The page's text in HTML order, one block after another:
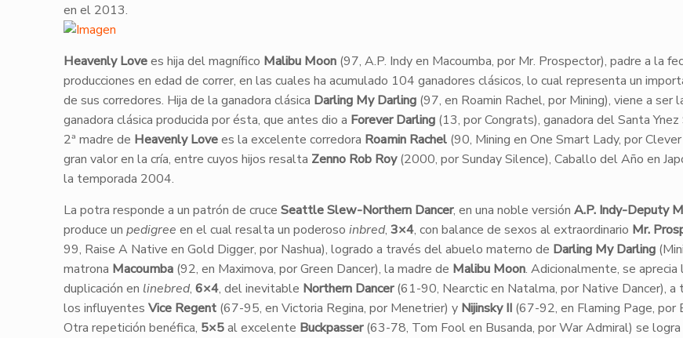
en el 2013.
Heavenly Lovees hija del magnífico Malibu Moon(97, A.P. Indy en Macoumba, por Mr. Prospector), padre a la
producciones en edad de correr, en las cuales ha acumulado 104 ganadores clásicos, lo cual representa un
de sus corredores. Hija de la ganadora clásica Darling My Darling(97, en Roamin Rachel, por Mining), viene a ser
ganadora clásica producida por ésta, que antes dio a Forever Darling(13, por Congrats), ganadora del Santa Ynez
2ª madre de Heavenly Lovees la excelente corredora Roamin Rachel(90, Mining en One Smart Lady, por
gran valor en la cría, entre cuyos hijos resalta Zenno Rob Roy(2000, por Sunday Silence), Caballo del Año en
la temporada 2004.
La potra responde a un patrón de cruce Seattle Slew-Northern Dancer, en una noble versión A.P. Indy-Deputy
produce un pedigree en el cual resalta un poderoso inbred, 3×4, con balance de sexos al extraordinario Mr.
99, Raise A Native en Gold Digger, por Nashua), logrado a través del abuelo materno de Darling My Darling
matrona Macoumba(92, en Maximova, por Green Dancer), la madre de Malibu Moon. Adicionalmente, se aprecia
duplicación en linebred, 6×4, del inevitable Northern Dancer(61-90, Nearctic en Natalma, por Native Dancer), a
los influyentes Vice Regent(67-95, en Victoria Regina, por Menetrier) y Nijinsky II (67-92, en Flaming Page, por
Otra repetición benéfica, 5×5al excelente Buckpasser(63-78, Tom Fool en Busanda, por War Admiral) se